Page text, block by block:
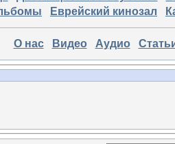
Еврейский кинозал
О нас Видео Аудио